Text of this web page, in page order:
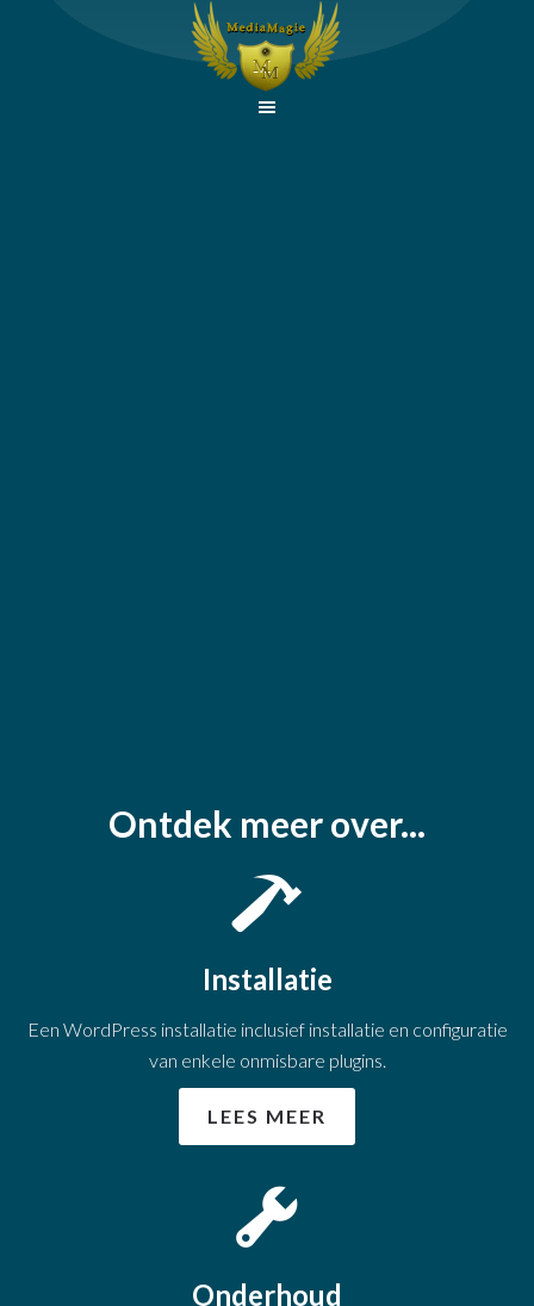
Ontdek meer over...
Installatie
Een WordPress installatie inclusief installatie en configuratie
van enkele onmisbare plugins.
LEES MEER
Onderhoud